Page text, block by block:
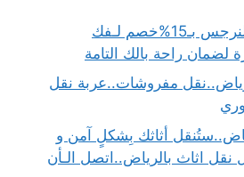
دينا نقل عفش حي النرجس بـ15%خصم لـفك
راحة بالك التامة
مفروشات..عربة نقل
أثاثك بِشكلٍ آمن و